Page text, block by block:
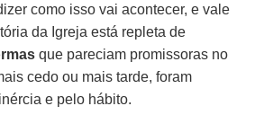
como isso vai acontecer, e vale
da Igreja está repleta de
que pareciam promissoras no
cedo ou mais tarde, foram
e pelo hábito.